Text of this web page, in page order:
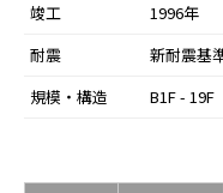
竣工
1996年
耐震
新耐震基
規模・構造
B1F -